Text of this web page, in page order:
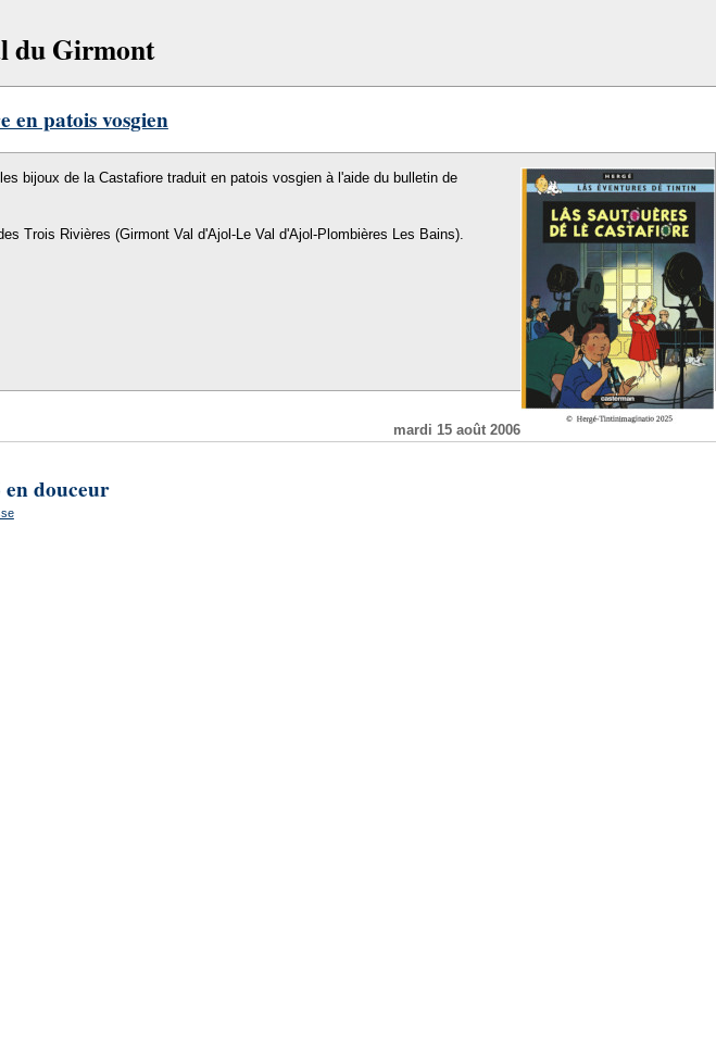
du Girmont
en patois vosgien
bijoux de la Castafiore traduit en patois vosgien à l'aide du bulletin de
Trois Rivières (Girmont Val d'Ajol-Le Val d'Ajol-Plombières Les Bains).
mardi 15 août 2006
en douceur